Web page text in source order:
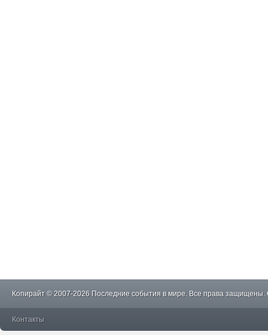
Копирайт © 2007-2026 Последние события в мире. Все права защищены.
Контакты